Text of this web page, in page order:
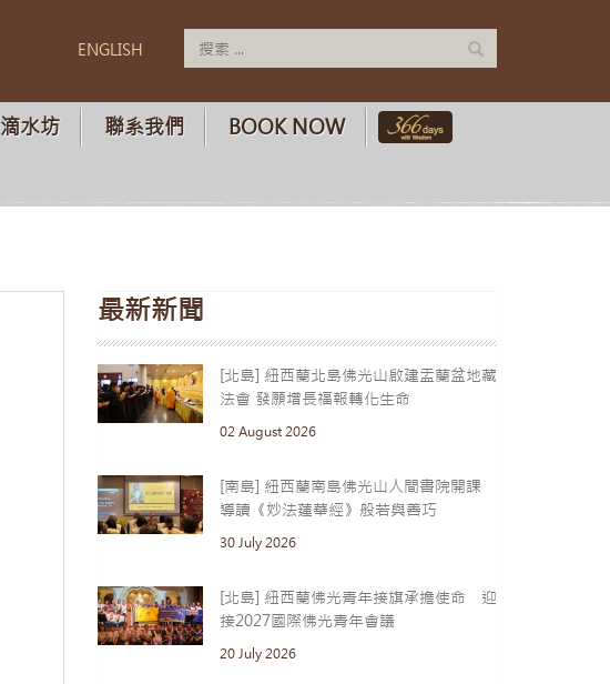
ENGLISH
滴水坊 聯系我們 BOOK NOW
最新新聞
[北島] 紐西蘭北島佛光山啟建盂蘭盆地藏
法會 發願增長福報轉化生命
02 August 2026
[南島] 紐西蘭南島佛光山人間書院開課
導讀《妙法蓮華經》般若與善巧
30 July 2026
[北島] 紐西蘭佛光青年接旗承擔使命 迎
接2027國際佛光青年會議
20 July 2026